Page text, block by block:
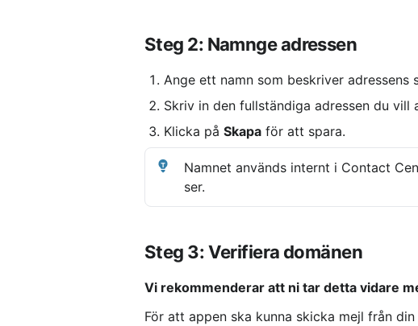
Steg 2: Namnge adressen
Ange ett namn som beskriver adressens
Skriv in den fullständiga adressen du vill
Klicka på Skapa för att spara.
Namnet används internt i Contact
ser.
Steg 3: Verifiera domänen
Vi rekommenderar att ni tar detta vidare
För att appen ska kunna skicka mejl från